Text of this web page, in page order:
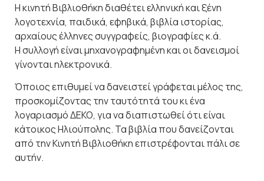
Η κινητή Βιβλιοθήκη διαθέτει ελληνική και ξένη
λογοτεχνία, παιδικά, εφηβικά, βιβλία ιστορίας,
αρχαίους έλληνες συγγραφείς, βιογραφίες κ.ά.
Η συλλογή είναι μηχανογραφημένη και οι δανεισμοί
γίνονται ηλεκτρονικά.
Όποιος επιθυμεί να δανειστεί γράφεται μέλος της,
προσκομίζοντας την ταυτότητά του κι ένα
λογαριασμό ΔΕΚΟ, για να διαπιστωθεί ότι είναι
κάτοικος Ηλιούπολης. Τα βιβλία που δανείζονται
από την Κινητή Βιβλιοθήκη επιστρέφονται πάλι σε
αυτήν.